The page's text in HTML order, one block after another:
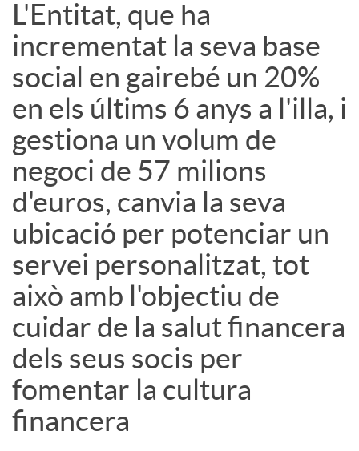
s
L'Entitat, que ha
incrementat la seva base
social en gairebé un 20%
en els últims 6 anys a l'illa, i
gestiona un volum de
negoci de 57 milions
d'euros, canvia la seva
ubicació per potenciar un
servei personalitzat, tot
això amb l'objectiu de
cuidar de la salut financera
dels seus socis per
fomentar la cultura
financera